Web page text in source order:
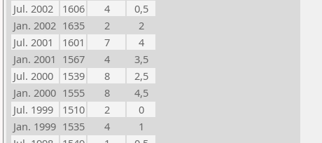
Jul. 2002
1606 4
0,5
Jan. 2002 1635 2
2
Jul. 2001
1601 7
4
Jan. 2001 1567 4
3,5
Jul. 2000
1539 8
2,5
Jan. 2000 1555 8
4,5
Jul. 1999
1510 2
0
Jan. 1999 1535 4
1